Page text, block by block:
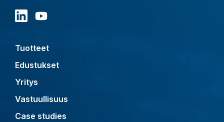
Tuotteet
Edustukset
Yritys
Vastuullisuus
Case studies